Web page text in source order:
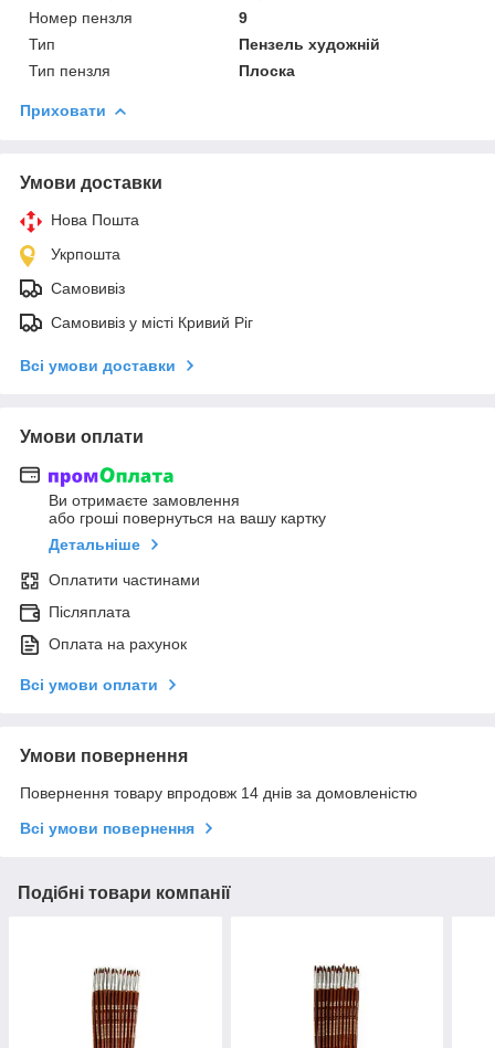
Номер пензля
9
Тип
Пензель художній
Тип пензля
Плоска
Приховати
Умови доставки
Нова Пошта
Укрпошта
Самовивіз
Самовивіз у місті Кривий Ріг
Всі умови доставки
Умови оплати
Ви отримаєте замовлення
або гроші повернуться на вашу картку
Детальніше
Оплатити частинами
Післяплата
Оплата на рахунок
Всі умови оплати
Умови повернення
Повернення товару впродовж 14 днів за домовленістю
Всі умови повернення
Подібні товари компанії